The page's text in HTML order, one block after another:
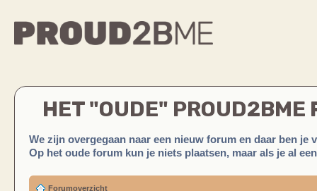
HET "OUDE" PROUD2BME
We zijn overgegaan naar een nieuw forum en daar ben je
Op het oude forum kun je niets plaatsen, maar als je al
Forumoverzicht